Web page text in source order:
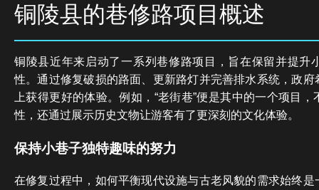
铜陵县的巷修路项目概述
铜陵县近年来启动了一系列巷修路项目，旨在保留并提升
性。通过修复破损的路面、更新路灯并完善排水系统，政
上获得更好的体验。例如，“老街巷”便是其中的一个项目
性，还通过展示历史文物让游客有了更深刻的文化体验。
保持小巷子独特趣味的努力
在修复过程中，如何平衡现代设施与古老风貌的需求始终